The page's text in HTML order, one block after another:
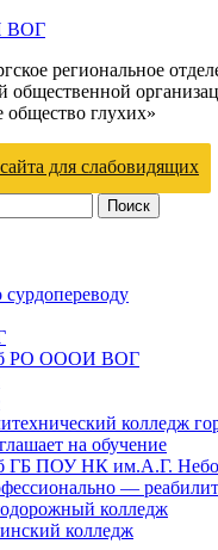
ВОГ
региональное
общественной
общество глухих»
для слабовидящих
сурдопереводу
РО ОООИ ВОГ
колледж
на обучение
ГБ ПОУ НК им.А.Г.
—
колледж
колледж